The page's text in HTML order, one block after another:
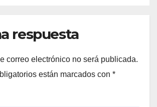
respuesta
correo electrónico no será publicada.
están marcados con *